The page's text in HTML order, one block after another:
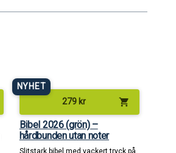
NYHET
279 kr shopping_cart
Bibel 2026 (grön) –
hårdbunden utan noter
Slitstark bibel med vackert tryck på